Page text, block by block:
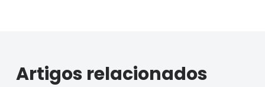
Artigos relacionados